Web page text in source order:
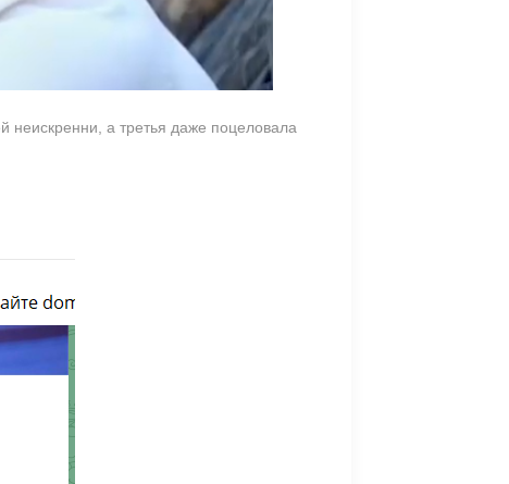
неискренни, а третья даже поцеловала